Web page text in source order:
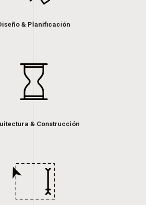
& Planificación
& Construcción